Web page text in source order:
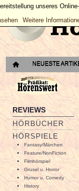
NEUESTE
REVIEWS
HÖRBÜCHER
HÖRSPIELE
Fantasy/Märchen
Feature/NonFiction
Filmhörspiel
Grusel u. Horror
Humor u. Comedy
History
unseres
Weitere